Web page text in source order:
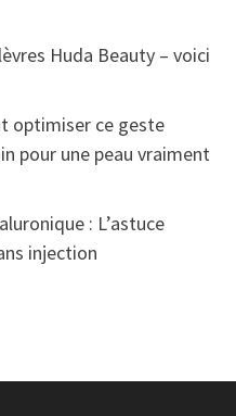
Huda Beauty – voici
optimiser ce geste
pour une peau vraiment
: L’astuce
injection